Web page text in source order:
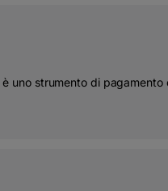
uno strumento di pagamento